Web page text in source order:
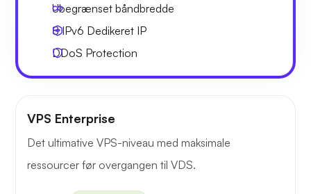
Ubegrænset båndbredde
8 IPv6 Dedikeret IP
DDoS Protection
VPS Enterprise
Det ultimative VPS-niveau med maksimale
ressourcer før overgangen til VDS.